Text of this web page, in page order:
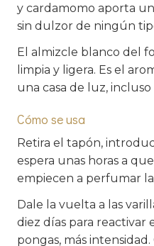
y cardamomo aporta
sin dulzor de ningún
El almizcle blanco del
limpia y ligera. Es el
una casa de luz,
Cómo se usa
Retira el tapón,
espera unas horas a
empiecen a perfumar la
Dale la vuelta a las
diez días para reactivar
pongas, más